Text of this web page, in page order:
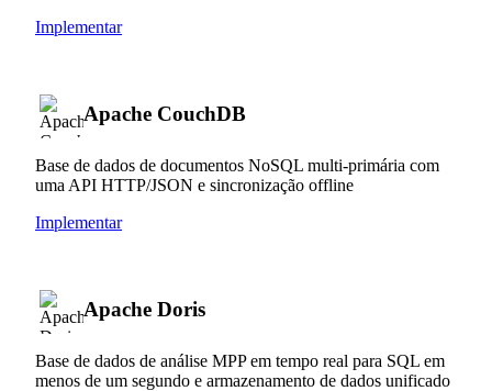
Implementar
Apache CouchDB
Base de dados de documentos NoSQL multi-primária com
uma API HTTP/JSON e sincronização offline
Implementar
Apache Doris
Base de dados de análise MPP em tempo real para SQL em
menos de um segundo e armazenamento de dados unificado